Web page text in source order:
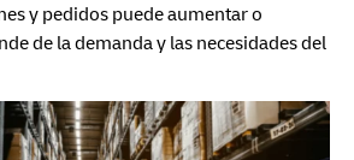
y pedidos puede aumentar o
de la demanda y las necesidades del